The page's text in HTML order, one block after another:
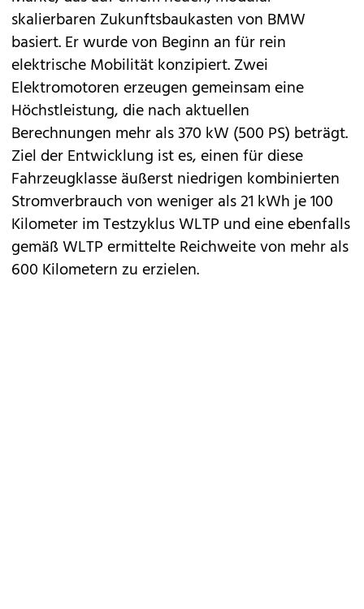
skalierbaren Zukunftsbaukasten von BMW
basiert. Er wurde von Beginn an für rein
elektrische Mobilität konzipiert. Zwei
Elektromotoren erzeugen gemeinsam eine
Höchstleistung, die nach aktuellen
Berechnungen mehr als 370 kW (500 PS) beträgt.
Ziel der Entwicklung ist es, einen für diese
Fahrzeugklasse äußerst niedrigen kombinierten
Stromverbrauch von weniger als 21 kWh je 100
Kilometer im Testzyklus WLTP und eine ebenfalls
gemäß WLTP ermittelte Reichweite von mehr als
600 Kilometern zu erzielen.